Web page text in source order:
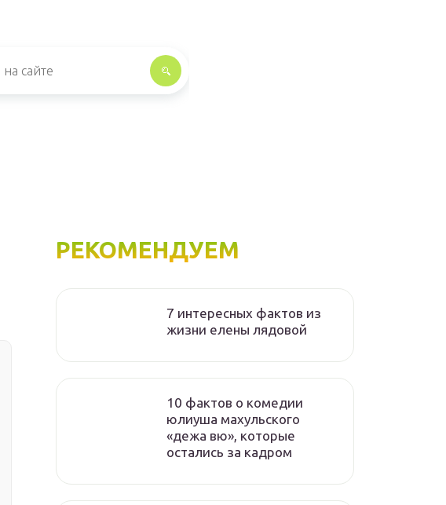
РЕКОМЕНДУЕМ
7 интересных фактов из
жизни елены лядовой
10 фактов о комедии
юлиуша махульского
«дежа вю», которые
остались за кадром